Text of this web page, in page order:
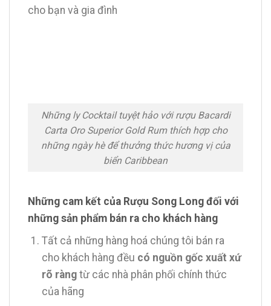
cho bạn và gia đình
Những ly Cocktail tuyệt hảo với rượu Bacardi
Carta Oro Superior Gold Rum thích hợp cho
những ngày hè để thưởng thức hương vị của
biển Caribbean
Những cam kết của Rượu Song Long đối với
những sản phẩm bán ra cho khách hàng
Tất cả những hàng hoá chúng tôi bán ra
cho khách hàng đều có nguồn gốc xuất xứ
rõ ràngtừ các nhà phân phối chính thức
của hãng